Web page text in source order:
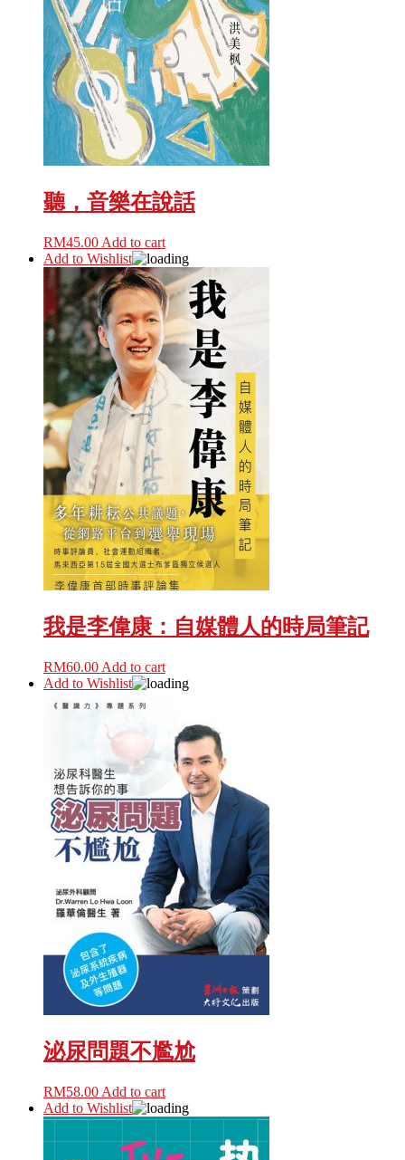
聽，音樂在說話
RM45.00 Add to cart
Add to Wishlist
我是李偉康：自媒體人的時局筆記
RM60.00 Add to cart
Add to Wishlist
泌尿問題不尷尬
RM58.00 Add to cart
Add to Wishlist